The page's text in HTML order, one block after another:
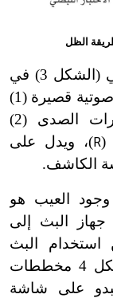
وتنحصر طريقة الاختبار بالصدى النبضي (الشكل 3) في
تعريض القطعة المختبرة لنبضات فوق صوتية قصيرة (1)
) ثم تسجيل إشارات الصدى (2)
(
R)، ويدل على
العيب هو
المارة من جهاز البث إلى
استخدام البث
المتواصل لا البث النبضي، ويبين الشكل 4 مخططات
على شاشة